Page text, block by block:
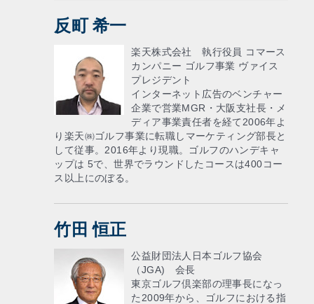
反町 希一
楽天株式会社 執行役員 コマース
カンパニー ゴルフ事業 ヴァイス
プレジデント
インターネット広告のベンチャー
企業で営業MGR・大阪支社長・メ
ディア事業責任者を経て2006年よ
り楽天㈱ゴルフ事業に転職しマーケティング部長と
して従事。2016年より現職。ゴルフのハンデキャ
ップは 5で、世界でラウンドしたコースは400コー
ス以上にのぼる。
竹田 恒正
公益財団法人日本ゴルフ協会
（JGA) 会長
東京ゴルフ倶楽部の理事長になっ
た2009年から、ゴルフにおける指